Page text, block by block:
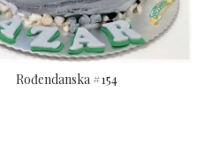
Rođendanska #154